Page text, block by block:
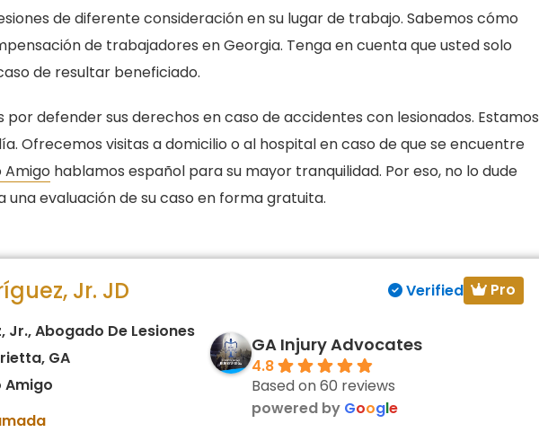
de diferente consideración en su lugar de trabajo. Sabemos cómo
de trabajadores en Georgia. Tenga en cuenta que usted solo
de resultar beneficiado.
por defender sus derechos en caso de accidentes con lesionados. Estamos
Ofrecemos visitas a domicilio o al hospital en caso de que se encuentre
Amigo hablamos español para su mayor tranquilidad. Por eso, no lo dude
una evaluación de su caso en forma gratuita.
Jr. JD Verified
Pro
Jr., Abogado De Lesiones
GA
Amigo
GA Injury Advocates
4.8
Based on 60 reviews
powered by Google